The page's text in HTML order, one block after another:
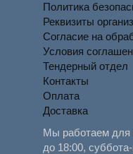
Политика
Реквизиты
Согласие на
Условия
Тендерный отдел
Контакты
Оплата
Доставка
Мы работаем для
до 18:00,